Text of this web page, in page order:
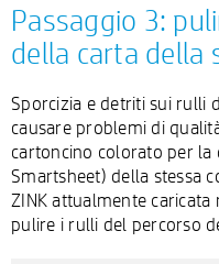
Passaggio 3:
della carta della
Sporcizia e detriti sui rulli
causare problemi di
cartoncino colorato per la
Smartsheet) della stessa
ZINK attualmente
pulire i rulli del percorso